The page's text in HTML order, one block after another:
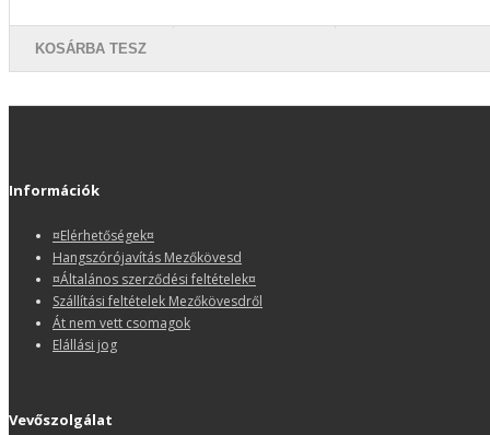
KOSÁRBA TESZ
Információk
¤Elérhetőségek¤
Hangszórójavítás Mezőkövesd
¤Általános szerződési feltételek¤
Szállítási feltételek Mezőkövesdről
Át nem vett csomagok
Elállási jog
Vevőszolgálat